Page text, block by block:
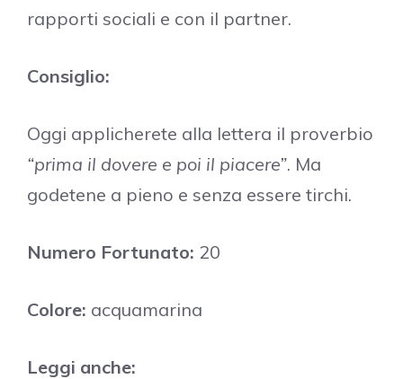
rapporti sociali e con il partner.
Consiglio:
Oggi applicherete alla lettera il proverbio
“prima il dovere e poi il piacere”. Ma
godetene a pieno e senza essere tirchi.
Numero Fortunato: 20
Colore: acquamarina
Leggi anche: